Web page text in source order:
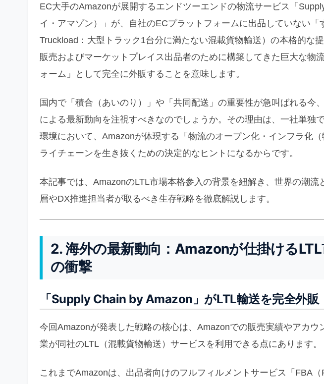
EC大手のAmazonが展開するエンドツーエンドの物流サービス「
イ・アマゾン）」が、自社のECプラットフォームに出品していない
Truckload：大型トラック1台分に満たない混載貨物輸送）の本格的な
販売およびマーケットプレイス出品者のために構築してきた巨大な物
ォーム」として完全に外販することを意味します。
国内で「積合（あいのり）」や「共同配送」の重要性が急叫ばれる今
による最新動向を注視すべきなのでしょうか。その理由は、一社単独
環境において、Amazonが体現する「物流のオープン化・インフラ化
ライチェーンを生き抜くための決定的なヒントになるからです。
本記事では、AmazonのLTL市場本格参入の背景を紐解き、世界の潮
層やDX推進担当者が取るべき生存戦略を徹底解説します。
2. 海外の最新動向：Amazonが仕掛ける
の衝撃
「Supply Chain by Amazon」がLTL輸送を完全外販
今回Amazonが発表した戦略の核心は、Amazonでの販売実績やアカ
業が同社のLTL（混載貨物輸送）サービスを利用できる点にあります。
これまでAmazonは、出品者向けのフルフィルメントサービス「FBA